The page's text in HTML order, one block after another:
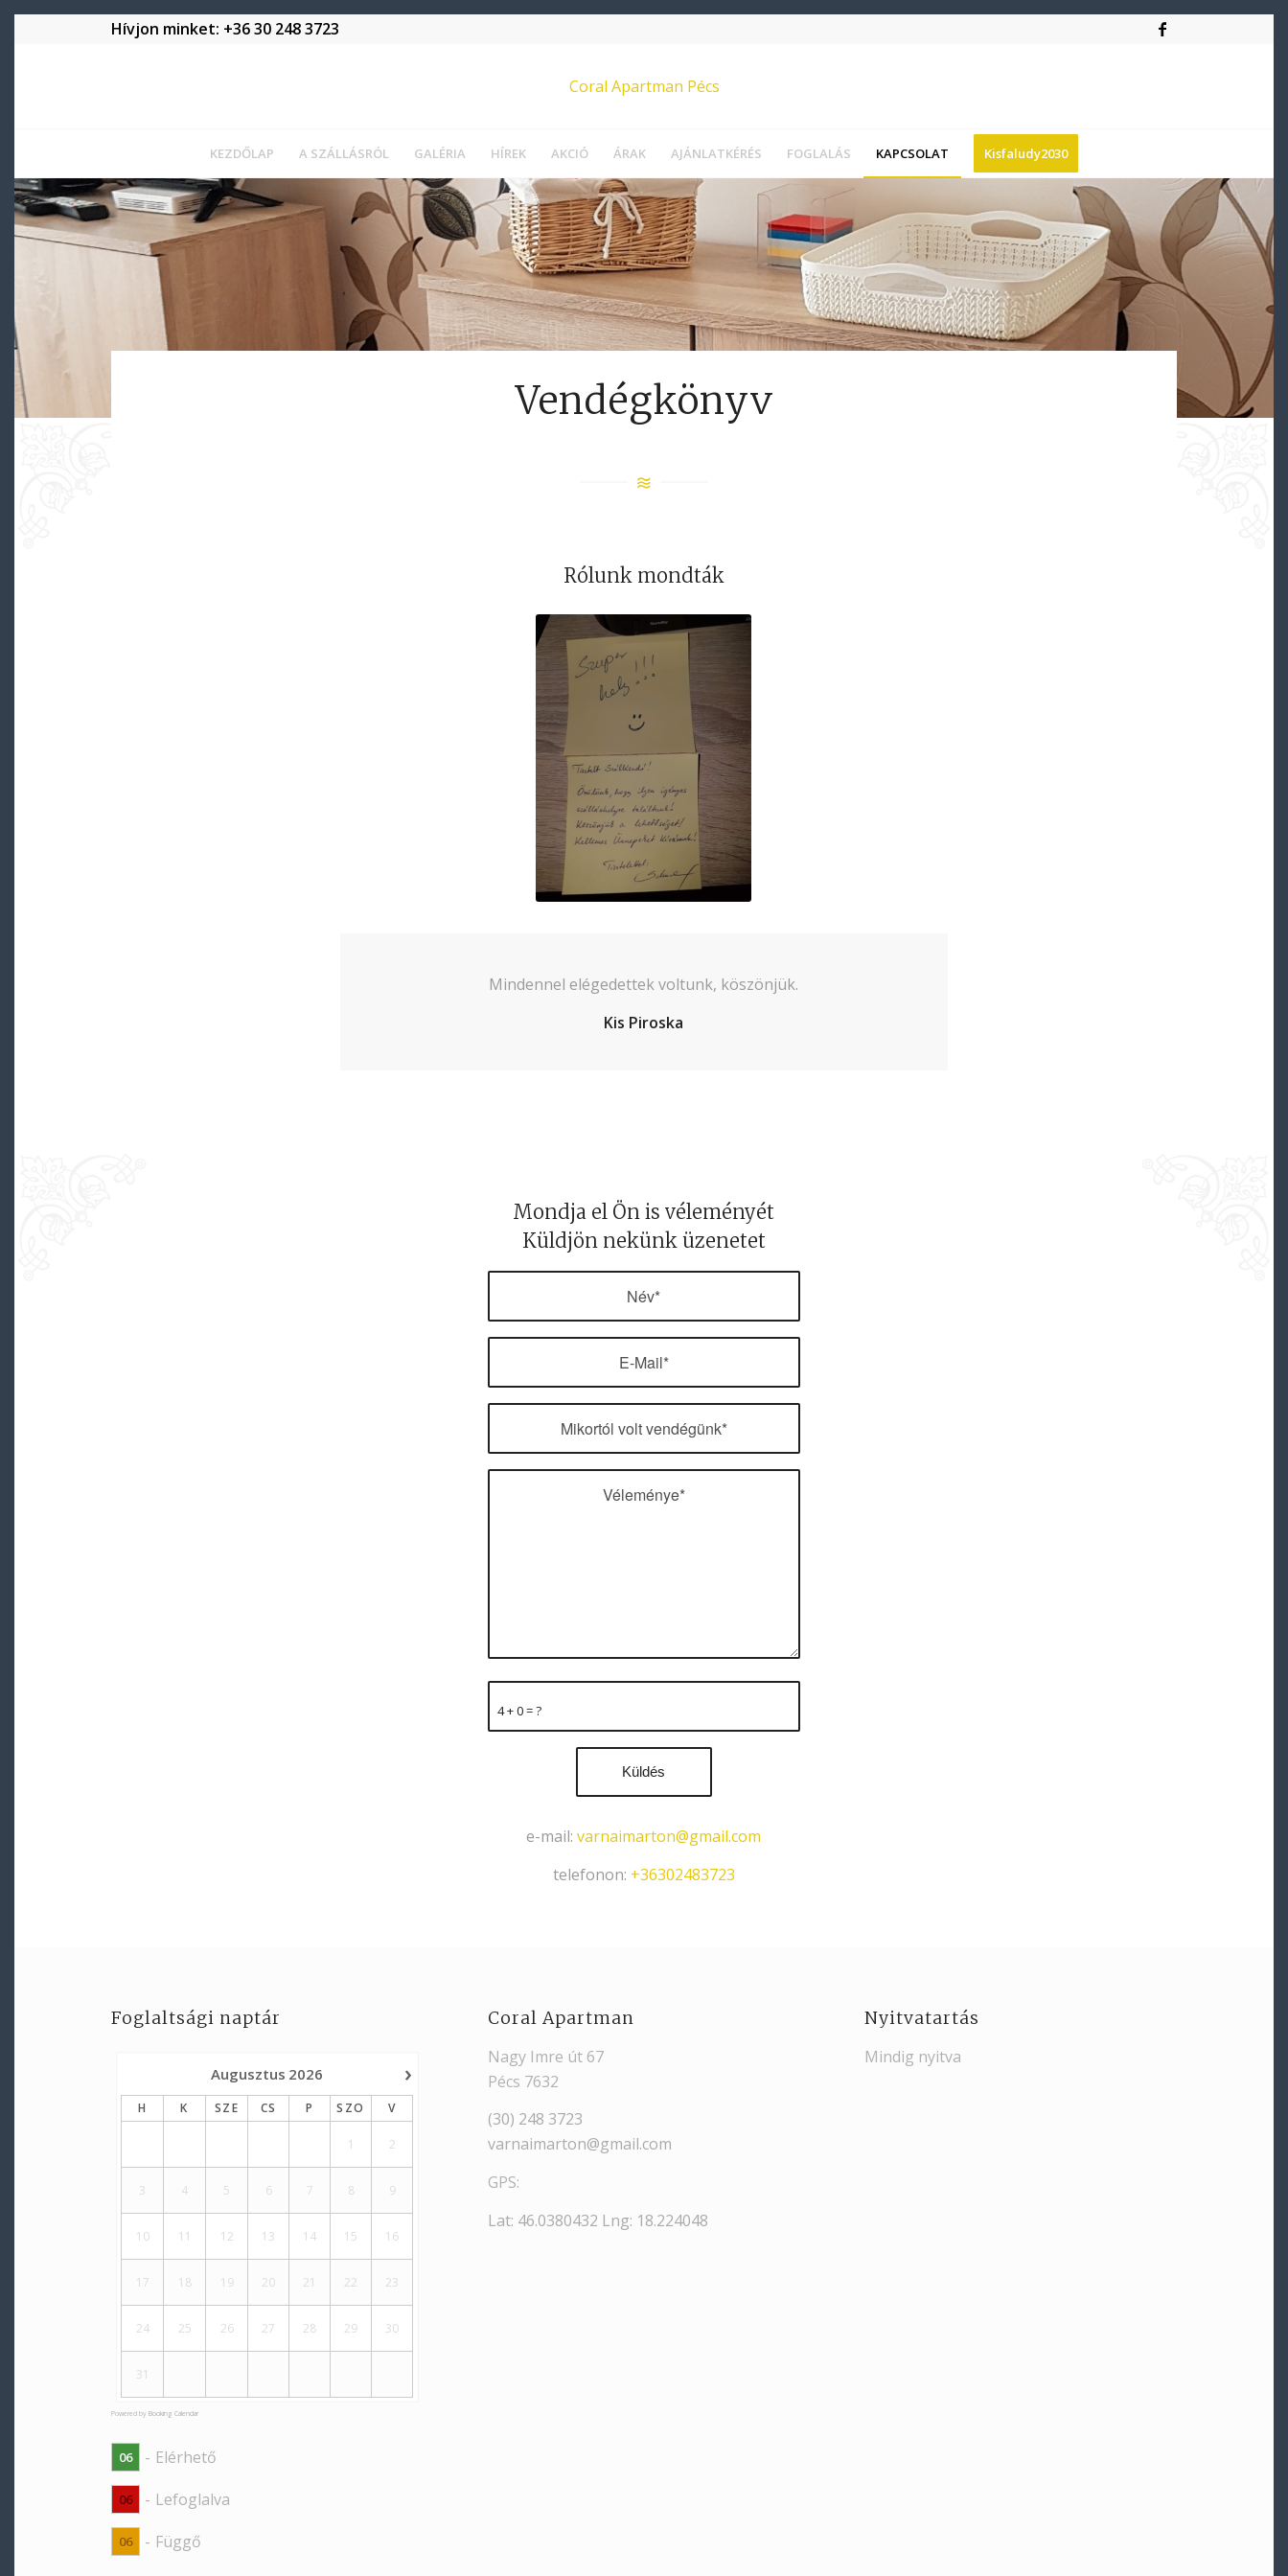
Hívjon minket: +36 30 248 3723
Coral Apartman Pécs
KEZDŐLAP A SZÁLLÁSRÓL GALÉRIA HÍREK AKCIÓ ÁRAK AJÁNLATKÉRÉS FOGLALÁS KAPCSOLAT Kisfaludy2030
Vendégkönyv
Rólunk mondták
Mindennel elégedettek voltunk, köszönjük.
Kis Piroska
Mondja el Ön is véleményét
Küldjön nekünk üzenetet
4 + 0 = ?
e-mail:varnaimarton@gmail.com
telefonon: +36302483723
Foglaltsági naptár
›
Augusztus 2026
H K SZE CS P SZO V
1 2
3 4 5 6 7 8 9
10 11 12 13 14 15 16
17 18 19 20 21 22 23
24 25 26 27 28 29 30
31
Powered by Booking Calendar
06 - Elérhető
06 - Lefoglalva
06 - Függő
Coral Apartman
Nagy Imre út 67
Pécs 7632
(30) 248 3723
varnaimarton@gmail.com
GPS:
Lat: 46.0380432 Lng: 18.224048
Nyitvatartás
Mindig nyitva